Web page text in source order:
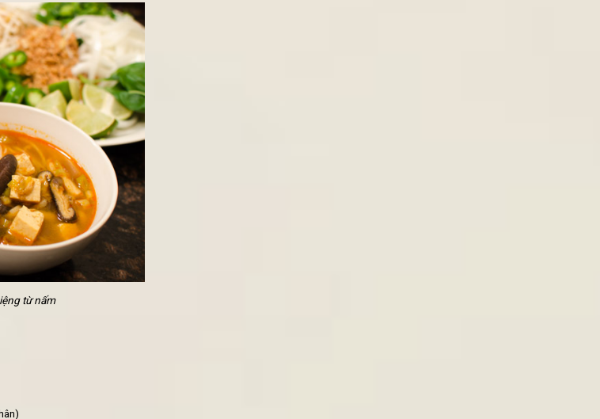
TAN
NỘI NGON NHẤT
LÀM TRONG 30 PHÚT
tạo nên bởi 6 loại nấm khác nhau đem lại cho người
từ nước dùng của bún bò chay